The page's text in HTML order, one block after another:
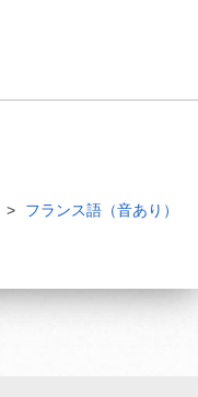
フランス語（音あり）